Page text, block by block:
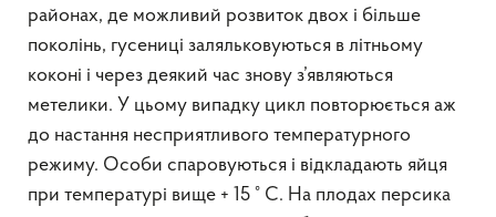
районах, де можливий розвиток двох і більше
поколінь, гусениці заляльковуються в літньому
коконі і через деякий час знову з’являються
метелики. У цьому випадку цикл повторюється аж
до настання несприятливого температурного
режиму. Особи спаровуються і відкладають яйця
при температурі вище + 15 ° C. На плодах персика